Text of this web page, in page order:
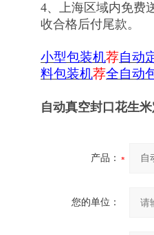
4、上海区域内免费
收合格后付尾款。
小型包装机荐自动
料包装机荐全自动
自动真空封口花生
产品：
您的单位：